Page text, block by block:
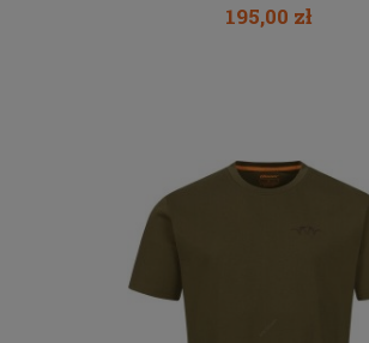
195,00 zł